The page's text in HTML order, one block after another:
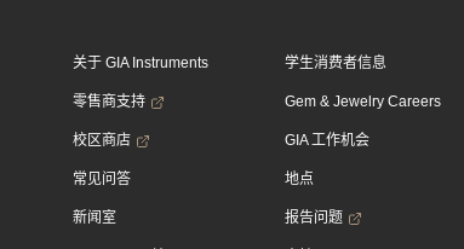
关于 GIA Instruments
零售商支持
校区商店
常见问答
新闻室
学生消费者信息
Gem & Jewelry Careers
GIA 工作机会
地点
报告问题